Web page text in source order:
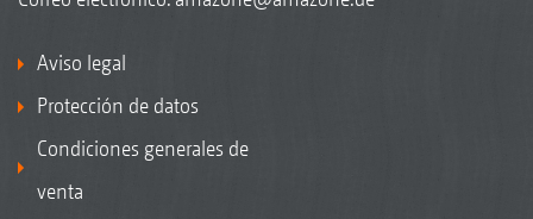
Aviso legal
Protección de datos
Condiciones generales de
venta